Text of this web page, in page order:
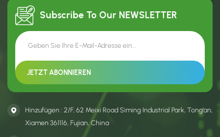
Subscribe To Our NEWSLETTER
Hinzufügen : 2/F, 62 Meixi Road Siming Industrial Park, Tong’an,
Xiamen 361116, Fujian, China